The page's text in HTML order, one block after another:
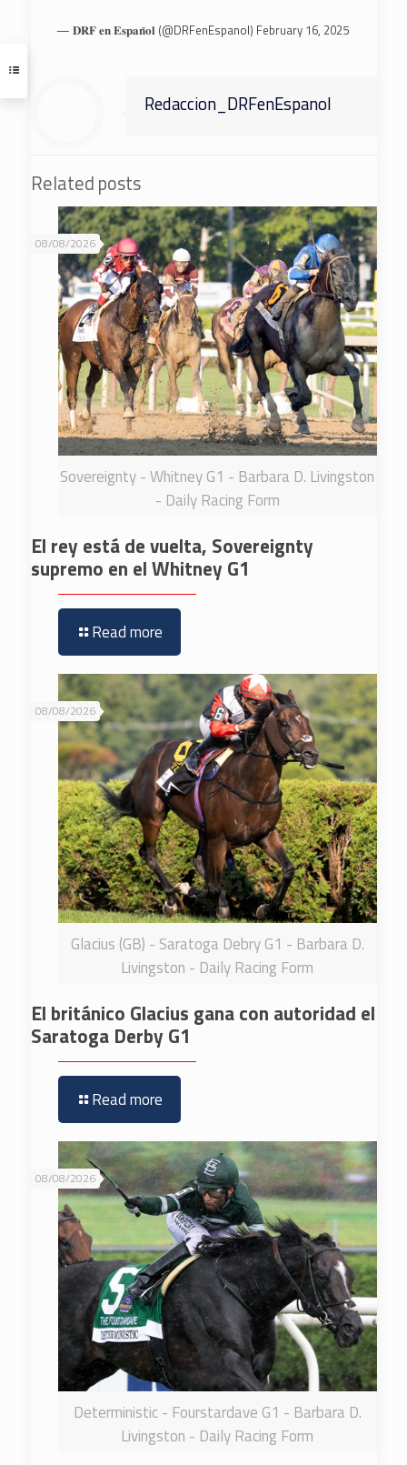
— 𝐃𝐑𝐅 𝐞𝐧 𝐄𝐬𝐩𝐚𝐧̃𝐨𝐥 (@DRFenEspanol) February 16, 2025
Redaccion_DRFenEspanol
Related posts
Sovereignty - Whitney G1 - Barbara D. Livingston
- Daily Racing Form
08/08/2026
El rey está de vuelta, Sovereignty
supremo en el Whitney G1
Read more
Glacius (GB) - Saratoga Debry G1 - Barbara D.
Livingston - Daily Racing Form
08/08/2026
El británico Glacius gana con autoridad el
Saratoga Derby G1
Read more
Deterministic - Fourstardave G1 - Barbara D.
Livingston - Daily Racing Form
08/08/2026